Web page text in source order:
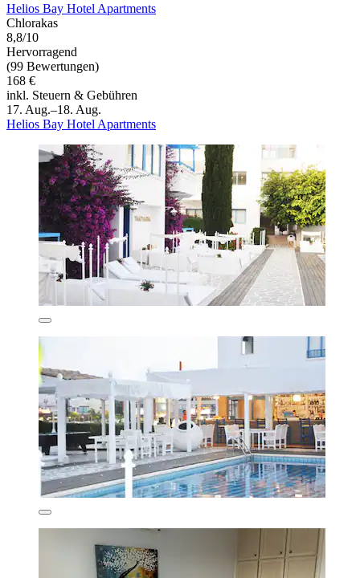
Helios Bay Hotel Apartments
Chlorakas
8,8/10
Hervorragend
(99 Bewertungen)
168 €
inkl. Steuern & Gebühren
17. Aug.–18. Aug.
Helios Bay Hotel Apartments